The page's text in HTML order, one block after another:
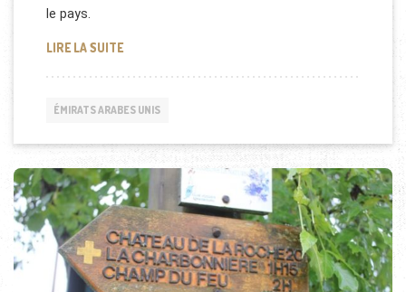
le pays.
LIRE LA SUITEABU DHABI VEUT SÉDUIRE LA CHINE
ÉMIRATS ARABES UNIS